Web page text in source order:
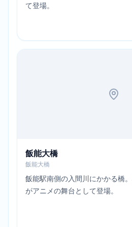
て登場。
飯能大橋
飯能大橋
飯能駅南側の入間川にかかる橋
がアニメの舞台として登場。